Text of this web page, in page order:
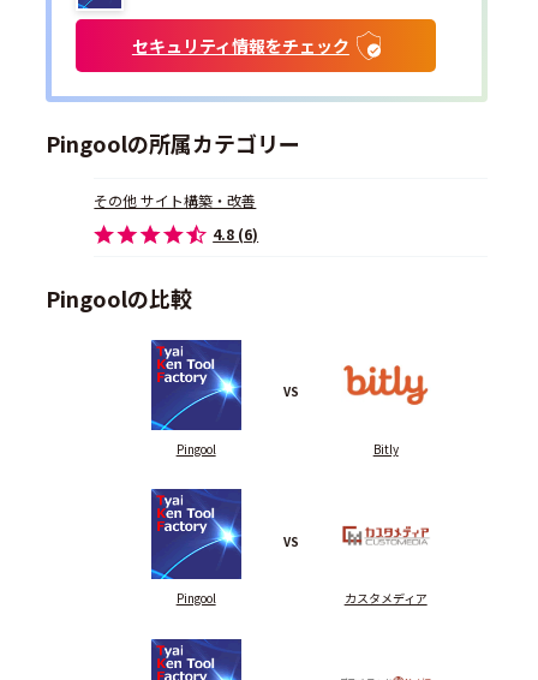
セキュリティ情報をチェック
Pingoolの所属カテゴリー
その他 サイト構築・改善
4.8 (6)
Pingoolの比較
Pingool
VS
Bitly
Pingool
VS
カスタメディア